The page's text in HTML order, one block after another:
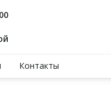
Контакты